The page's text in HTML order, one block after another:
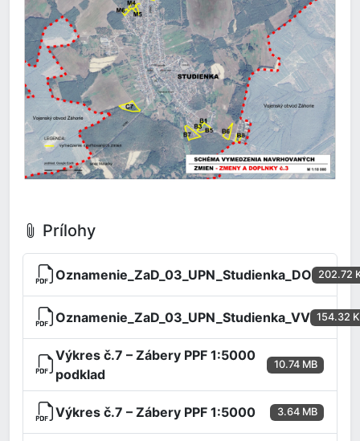
Prílohy
Oznamenie_ZaD_03_UPN_Studienka_DO 202.72
Oznamenie_ZaD_03_UPN_Studienka_VV 154.32
Výkres č.7 – Zábery PPF 1:5000
podklad
10.74 MB
Výkres č.7 – Zábery PPF 1:5000 3.64 MB